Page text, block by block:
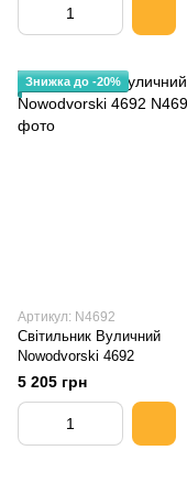
Знижка до -20%
Артикул: N4692
Світильник Вуличний
Nowodvorski 4692
5 205 грн